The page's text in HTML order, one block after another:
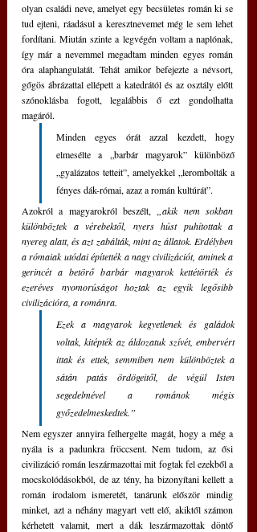
olyan családi neve, amelyet egy becsületes román ki se
tud ejteni, ráadásul a keresztnevemet még le sem lehet
fordítani. Miután szinte a legvégén voltam a naplónak,
így már a nevemmel megadtam minden egyes román
óra alaphangulatát. Tehát amikor befejezte a névsort,
gőgös ábrázattal ellépett a katedrától és az osztály előtt
szónoklásba fogott, legalábbis ő ezt gondolhatta
magáról.
Minden egyes órát azzal kezdett, hogy
elmesélte a „barbár magyarok” különböző
„gyalázatos tetteit”, amelyekkel „lerombolták a
fényes dák-római, azaz a román kultúrát”.
Azokról a magyarokról beszélt,
„akik nem sokban
különböztek a vérebektől, nyers húst puhítottak a
nyereg alatt, és azt zabálták, mint az állatok. Erdélyben
a rómaiak utódai építették a nagy civilizációt, aminek a
gerincét a betörő barbár magyarok kettétörték és
ezeréves nyomorúságot hoztak az egyik legősibb
civilizációra, a románra.
Ezek a magyarok kegyetlenek és galádok
voltak, kitépték az áldozatuk szívét, embervért
ittak és ettek, semmiben nem különböztek a
sátán patás ördögeitől, de végül Isten
segedelmével a románok mégis
győzedelmeskedtek.”
Nem egyszer annyira felhergelte magát, hogy a még a
nyála is a padunkra fröccsent. Nem tudom, az ősi
civilizáció román leszármazottai mit fogtak fel ezekből a
mocskolódásokból, de az tény, ha bizonyítani kellett a
román irodalom ismeretét, tanárunk először mindig
minket, azt a néhány magyart vett elő, akiktől számon
kérhetett valamit, mert a dák leszármazottak döntő